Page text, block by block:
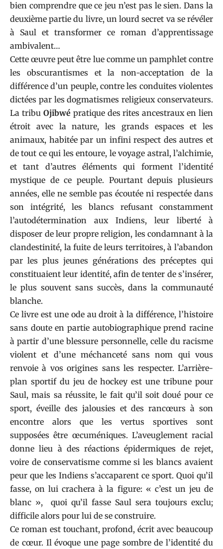
bien comprendre que ce jeu n’est pas le sien. Dans la
deuxième partie du livre, un lourd secret va se révéler
à Saul et transformer ce roman d’apprentissage
ambivalent…
Cette œuvre peut être lue comme un pamphlet contre
les obscurantismes et la non-acceptation de la
différence d’un peuple, contre les conduites violentes
dictées par les dogmatismes religieux conservateurs.
La tribu Ojibwé pratique des rites ancestraux en lien
étroit avec la nature, les grands espaces et les
animaux, habitée par un infini respect des autres et
de tout ce qui les entoure, le voyage astral, l’alchimie,
et tant d’autres éléments qui forment l’identité
mystique de ce peuple. Pourtant depuis plusieurs
années, elle ne semble pas écoutée ni respectée dans
son intégrité, les blancs refusant constamment
l’autodétermination aux Indiens, leur liberté à
disposer de leur propre religion, les condamnant à la
clandestinité, la fuite de leurs territoires, à l’abandon
par les plus jeunes générations des préceptes qui
constituaient leur identité, afin de tenter de s’insérer,
le plus souvent sans succès, dans la communauté
blanche.
Ce livre est une ode au droit à la différence, l’histoire
sans doute en partie autobiographique prend racine
à partir d’une blessure personnelle, celle du racisme
violent et d’une méchanceté sans nom qui vous
renvoie à vos origines sans les respecter. L’arrière-
plan sportif du jeu de hockey est une tribune pour
Saul, mais sa réussite, le fait qu’il soit doué pour ce
sport, éveille des jalousies et des rancœurs à son
encontre alors que les vertus sportives sont
supposées être œcuméniques. L’aveuglement racial
donne lieu à des réactions épidermiques de rejet,
voire de conservatisme comme si les blancs avaient
peur que les Indiens s’accaparent ce sport. Quoi qu’il
fasse, on lui crachera à la figure: « c’est un jeu de
blanc », quoi qu’il fasse Saul sera toujours exclu;
difficile alors pour lui de se construire.
Ce roman est touchant, profond, écrit avec beaucoup
de cœur. Il évoque une page sombre de l’identité du